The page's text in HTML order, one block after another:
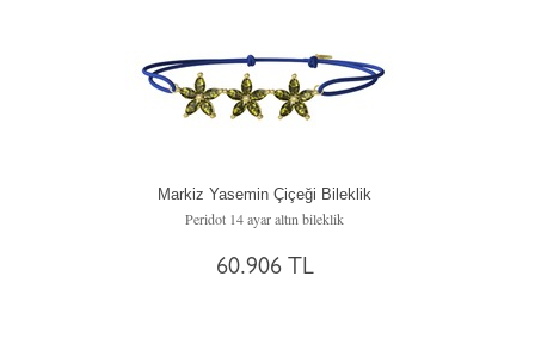
Markiz Yasemin Çiçeği Bileklik
Peridot 14 ayar altın bileklik
60.906 TL